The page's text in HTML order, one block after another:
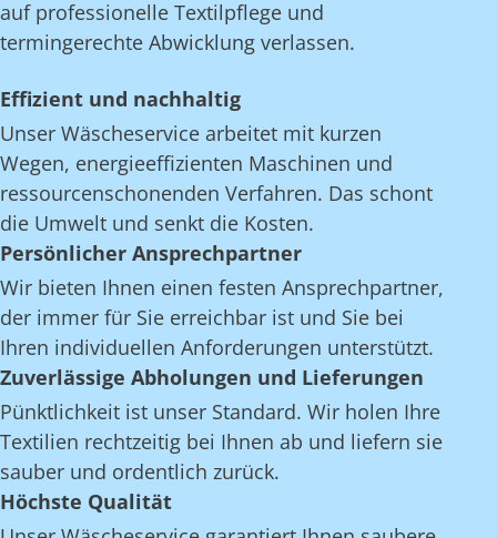
auf professionelle Textilpflege und
termingerechte Abwicklung verlassen.
Effizient und nachhaltig
Unser Wäscheservice arbeitet mit kurzen
Wegen, energieeffizienten Maschinen und
ressourcenschonenden Verfahren. Das schont
die Umwelt und senkt die Kosten.
Persönlicher Ansprechpartner
Wir bieten Ihnen einen festen Ansprechpartner,
der immer für Sie erreichbar ist und Sie bei
Ihren individuellen Anforderungen unterstützt.
Zuverlässige Abholungen und Lieferungen
Pünktlichkeit ist unser Standard. Wir holen Ihre
Textilien rechtzeitig bei Ihnen ab und liefern sie
sauber und ordentlich zurück.
Höchste Qualität